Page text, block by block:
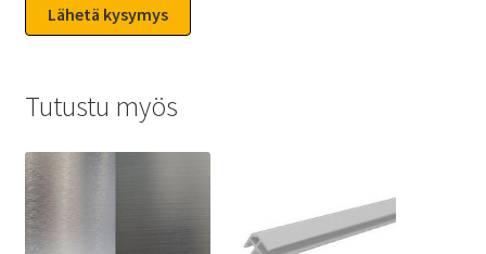
Tutustu myös